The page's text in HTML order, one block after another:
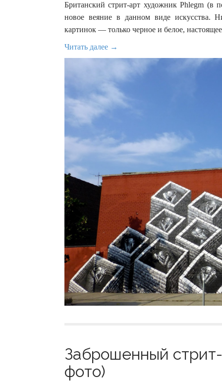
Британский стрит-арт художник Phlegm (в
новое веяние в данном виде искусства.
картинок — только черное и белое,
Читать далее →
Заброшенный
фото)